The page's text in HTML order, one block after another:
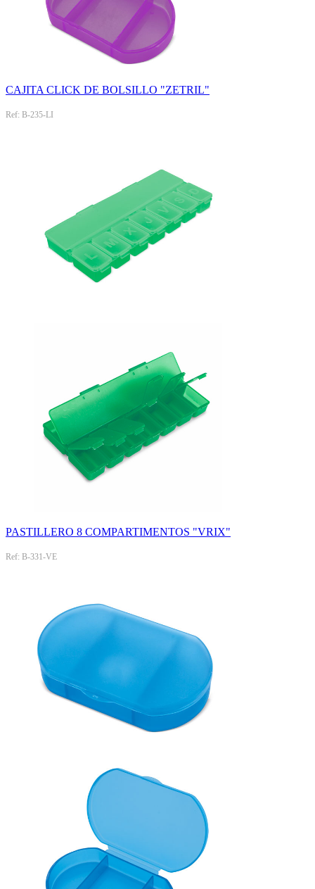
CAJITA CLICK DE BOLSILLO "ZETRIL"
Ref: B-235-LI
PASTILLERO 8 COMPARTIMENTOS "VRIX"
Ref: B-331-VE